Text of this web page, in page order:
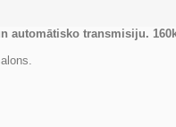
automātisko transmisiju.